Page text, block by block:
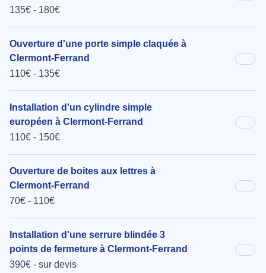
135€ - 180€
Ouverture d'une porte simple claquée à
Clermont-Ferrand
110€ - 135€
Installation d'un cylindre simple
européen à Clermont-Ferrand
110€ - 150€
Ouverture de boites aux lettres à
Clermont-Ferrand
70€ - 110€
Installation d'une serrure blindée 3
points de fermeture à Clermont-Ferrand
390€ - sur devis